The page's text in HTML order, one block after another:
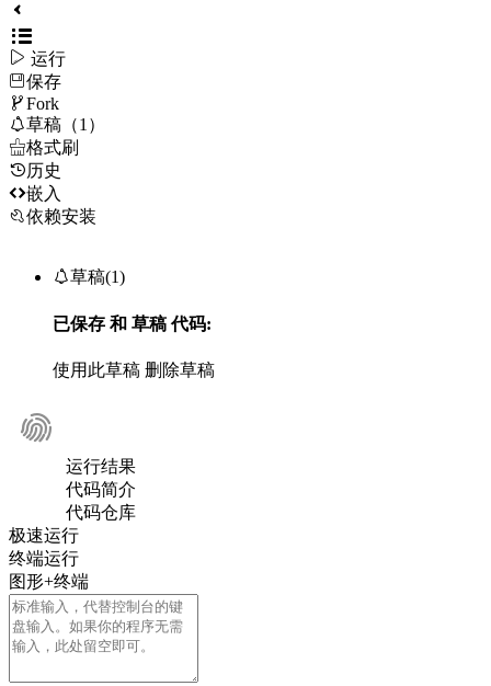
 运行
保存
Fork
草稿（1）
格式刷
历史
嵌入
依赖安装
草稿(1)
已保存 和 草稿代码:
使用此草稿 删除草稿
运行结果
代码简介
代码仓库
极速运行
终端运行
图形+终端